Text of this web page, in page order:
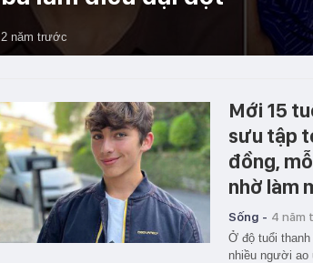
2 năm trước
Mới 15
sưu tập
đồng,
nhờ làm
Sống - 4 năm
Ở độ tuổi
nhiều người